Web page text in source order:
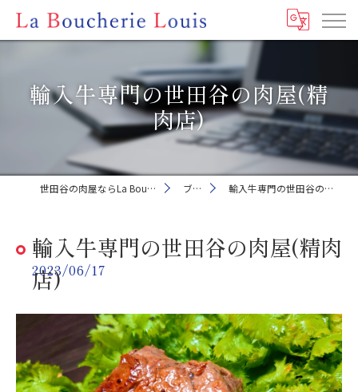
輸入牛専門の世田谷の肉屋(精
肉店)
世田谷の肉屋ならLa Boucherie Louis ブログ 輸入牛専門の世田谷の肉屋(精肉店)
輸入牛専門の世田谷の肉屋(精肉
店)
2023/06/17